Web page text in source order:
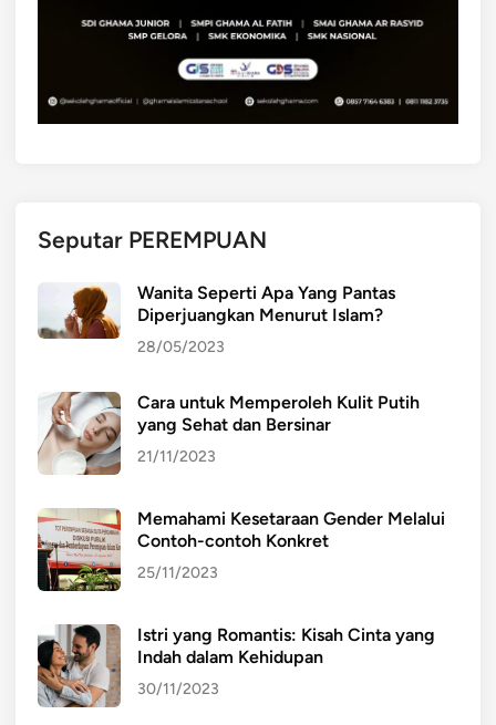
Seputar PEREMPUAN
Wanita Seperti Apa Yang Pantas
Diperjuangkan Menurut Islam?
28/05/2023
Cara untuk Memperoleh Kulit Putih
yang Sehat dan Bersinar
21/11/2023
Memahami Kesetaraan Gender Melalui
Contoh-contoh Konkret
25/11/2023
Istri yang Romantis: Kisah Cinta yang
Indah dalam Kehidupan
30/11/2023